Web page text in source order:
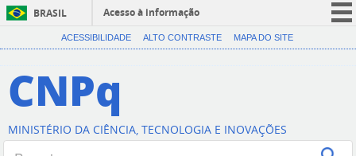
BRASIL
Acesso à informação
CORONAVÍRUS (COVID-19)
Canais
ACESSIBILIDADE ALTO CONTRASTE MAPA DO SITE
CNPq
MINISTÉRIO DA CIÊNCIA, TECNOLOGIA E INOVAÇÕES